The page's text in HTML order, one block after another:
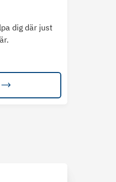
dig där just